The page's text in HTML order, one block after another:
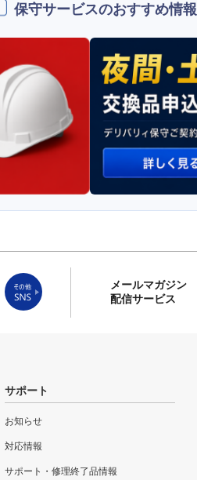
保守サービスのおすすめ情報
メールマガジン
配信サービス
サポート
お知らせ
対応情報
サポート・修理終了品情報